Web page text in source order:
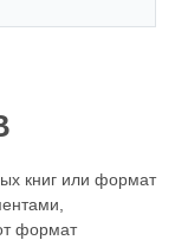
книг или формат
формат